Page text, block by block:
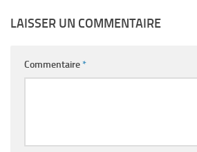
LAISSER UN COMMENTAIRE
Commentaire*